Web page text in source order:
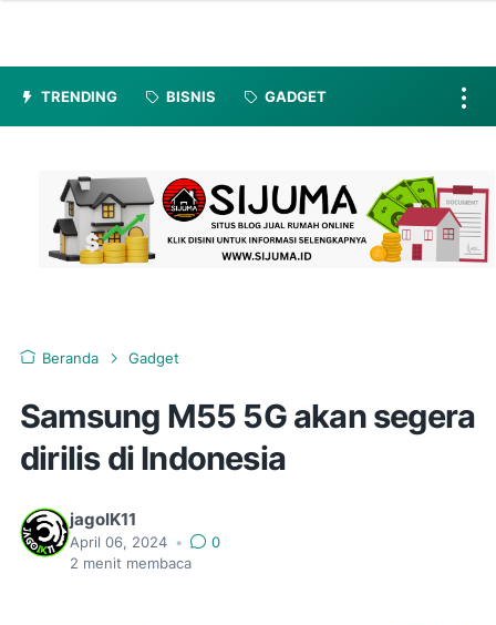
TRENDING BISNIS GADGET
Beranda Gadget
Samsung M55 5G akan segera
dirilis di Indonesia
jagoIK11
April 06, 2024 •
0
2 menit membaca